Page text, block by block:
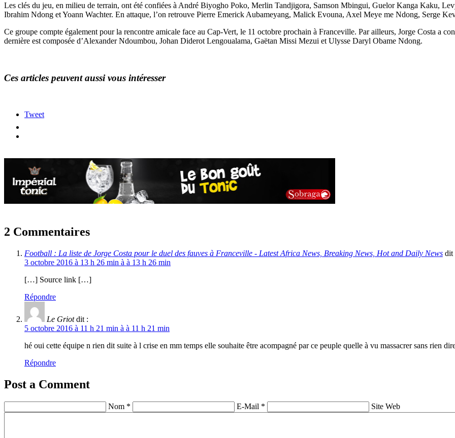
Les clés du jeu, en milieu de terrain, ont été confiées à André Biyogho Poko, Merlin Tandjigora, Samson Mbingui, Guelor Kanga Kaku,
Ibrahim Ndong et Yoann Wachter. En attaque, l’on retrouve Pierre Emerick Aubameyang, Malick Evouna, Axel Meye me Ndong, Serge
Ce groupe compte également pour la rencontre amicale face au Cap-Vert, le 11 octobre prochain à Franceville. Par ailleurs, Jorge Costa a
dernière est composée d’Alexander Ndoumbou, Johan Diderot Lengoualama, Gaëtan Missi Mezui et Ulysse Daryl Obame Ndong.
Ces articles peuvent aussi vous intéresser
Tweet
2 Commentaires
Football : La liste de Jorge Costa pour le duel des fauves à Franceville - Latest Africa News, Breaking News, Hot and Daily News dit
3 octobre 2016 à 13 h 26 min à à 13 h 26 min
[…] Source link […]
Répondre
Le Griot dit :
5 octobre 2016 à 11 h 21 min à à 11 h 21 min
hé oui cette équipe n rien dit suite à l crise en mm temps elle souhaite être acompagné par ce peuple quelle à vu massacrer sans rien
Répondre
Post a Comment
Nom * E-Mail * Site Web